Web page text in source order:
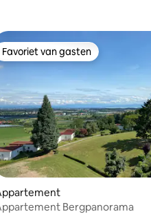
van 4,8 op 5, 153
Favoriet van gasten
Favoriet van gasten
Bergpanorama